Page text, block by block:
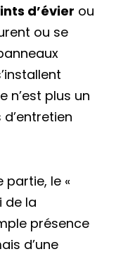
d’évier ou
ou se
n’est plus un
partie, le «
de la
présence
d’une